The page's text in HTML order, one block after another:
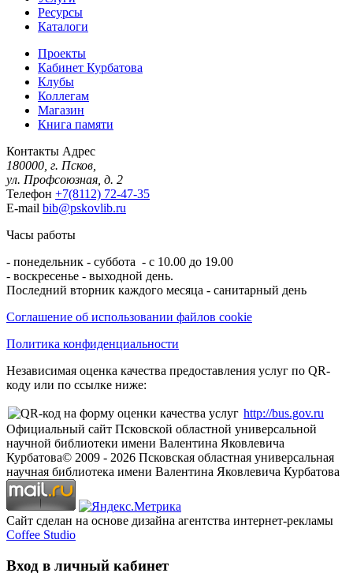
Ресурсы
Каталоги
Проекты
Кабинет Курбатова
Клубы
Коллегам
Магазин
Книга памяти
Контакты Адрес
180000, г. Псков,
ул. Профсоюзная, д. 2
Телефон +7(8112) 72-47-35
E-mail bib@pskovlib.ru
Часы работы
- понедельник - суббота - с 10.00 до 19.00
- воскресенье - выходной день.
Последний вторник каждого месяца - санитарный день
Соглашение об использовании файлов cookie
Политика конфиденциальности
Независимая оценка качества предоставления услуг по QR-
коду или по ссылке ниже:
http://bus.gov.ru
Официальный сайт Псковской областной универсальной
научной библиотеки имени Валентина Яковлевича
Курбатова© 2009 - 2026 Псковская областная универсальная
научная библиотека имени Валентина Яковлевича Курбатова
Сайт сделан на основе дизайна агентства интернет-рекламы
Coffee Studio
Вход в личный кабинет